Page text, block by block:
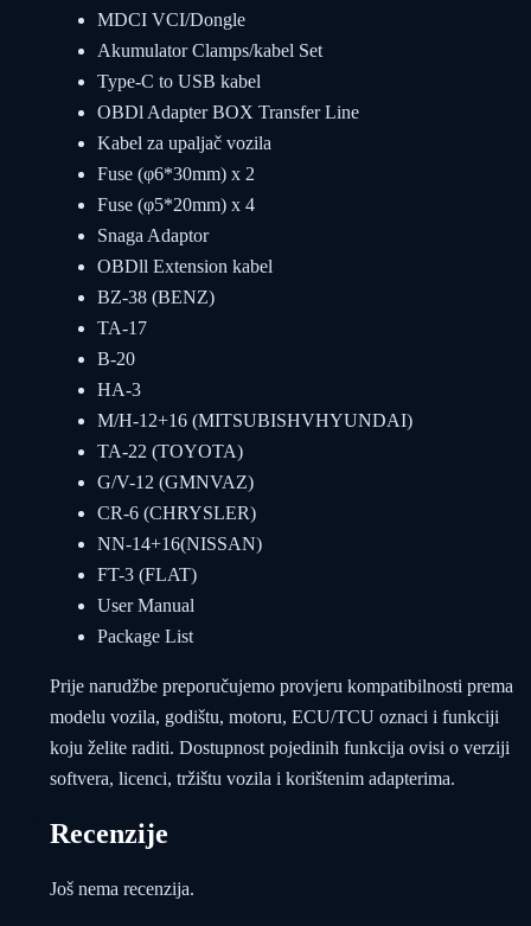
MDCI VCI/Dongle
Akumulator Clamps/kabel Set
Type-C to USB kabel
OBDl Adapter BOX Transfer Line
Kabel za upaljač vozila
Fuse (φ6*30mm) x 2
Fuse (φ5*20mm) x 4
Snaga Adaptor
OBDll Extension kabel
BZ-38 (BENZ)
TA-17
B-20
HA-3
M/H-12+16 (MITSUBISHVHYUNDAI)
TA-22 (TOYOTA)
G/V-12 (GMNVAZ)
CR-6 (CHRYSLER)
NN-14+16(NISSAN)
FT-3 (FLAT)
User Manual
Package List
Prije narudžbe preporučujemo provjeru kompatibilnosti prema
modelu vozila, godištu, motoru, ECU/TCU oznaci i funkciji
koju želite raditi. Dostupnost pojedinih funkcija ovisi o verziji
softvera, licenci, tržištu vozila i korištenim adapterima.
Recenzije
Još nema recenzija.